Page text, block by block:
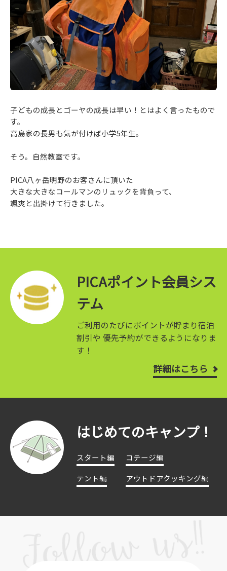
子どもの成長とゴーヤの成長は早い！とはよく言ったもので
す。
高島家の長男も気が付けば小学5年生。
そう。自然教室です。
PICA八ヶ岳明野のお客さんに頂いた
大きな大きなコールマンのリュックを背負って、
颯爽と出掛けて行きました。
PICAポイント会員シス
テム
ご利用のたびにポイントが貯まり宿泊
割引や 優先予約ができるようになりま
す！
詳細はこちら
はじめてのキャンプ！
スタート編
コテージ編
テント編
アウトドアクッキング編